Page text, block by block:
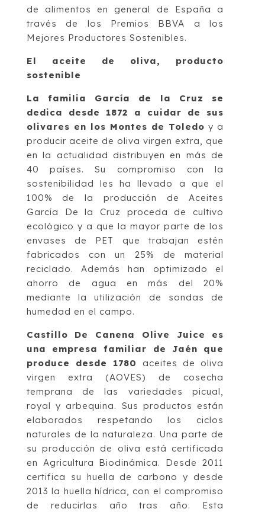
de alimentos en general de España a
través de los Premios BBVA a los
Mejores Productores Sostenibles.
El aceite de oliva, producto
sostenible
La familia García de la Cruz se
dedica desde 1872 a cuidar de sus
olivares en los Montes de Toledo y a
producir aceite de oliva virgen extra, que
en la actualidad distribuyen en más de
40 países. Su compromiso con la
sostenibilidad les ha llevado a que el
100% de la producción de Aceites
García De la Cruz proceda de cultivo
ecológico y a que la mayor parte de los
envases de PET que trabajan estén
fabricados con un 25% de material
reciclado. Además han optimizado el
ahorro de agua en más del 20%
mediante la utilización de sondas de
humedad en el campo.
Castillo De Canena Olive Juice es
una empresa familiar de Jaén que
produce desde 1780
aceites de oliva
virgen extra (AOVES) de cosecha
temprana de las variedades picual,
royal y arbequina. Sus productos están
elaborados respetando los ciclos
naturales de la naturaleza. Una parte de
su producción de oliva está certificada
en Agricultura Biodinámica. Desde 2011
certifica su huella de carbono y desde
2013 la huella hídrica, con el compromiso
de reducirlas año tras año. Esta